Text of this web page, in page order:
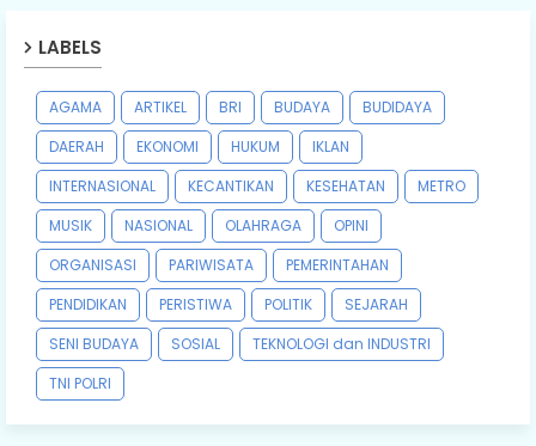
LABELS
AGAMA ARTIKEL BRI BUDAYA
BUDIDAYA
DAERAH
EKONOMI HUKUM
IKLAN
INTERNASIONAL
KECANTIKAN KESEHATAN
METRO
MUSIK
NASIONAL OLAHRAGA
OPINI
ORGANISASI
PARIWISATA
PEMERINTAHAN
PENDIDIKAN
PERISTIWA POLITIK
SEJARAH
SENI BUDAYA
SOSIAL
TEKNOLOGI dan INDUSTRI
TNI POLRI